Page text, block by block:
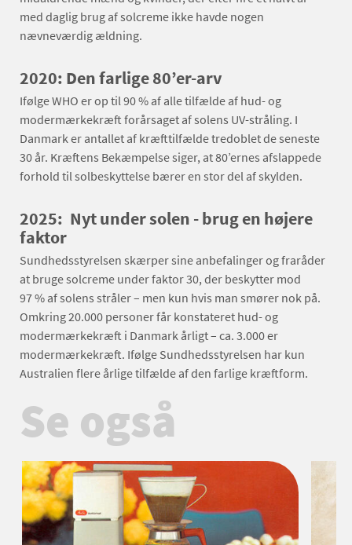
med daglig brug af solcreme ikke havde nogen
nævneværdig ældning.
2020: Den farlige 80’er-arv
Ifølge WHO er op til 90 % af alle tilfælde af hud- og
modermærkekræft forårsaget af solens UV-stråling. I
Danmark er antallet af kræfttilfælde tredoblet de seneste
30 år. Kræftens Bekæmpelse siger, at 80’ernes afslappede
forhold til solbeskyttelse bærer en stor del af skylden.
2025: Nyt under solen - brug en højere
faktor
Sundhedsstyrelsen skærper sine anbefalinger og fraråder
at bruge solcreme under faktor 30, der beskytter mod
97 % af solens stråler – men kun hvis man smører nok på.
Omkring 20.000 personer får konstateret hud- og
modermærkekræft i Danmark årligt – ca. 3.000 er
modermærkekræft. Ifølge Sundhedsstyrelsen har kun
Australien flere årlige tilfælde af den farlige kræftform.
Se også